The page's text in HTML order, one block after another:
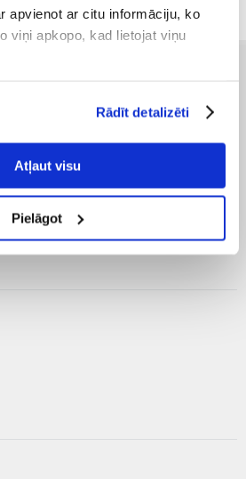
apvienot ar citu informāciju, ko
viņi apkopo, kad lietojat viņu
Rādīt detalizēti
Atļaut visu
Pielāgot
noteikumi